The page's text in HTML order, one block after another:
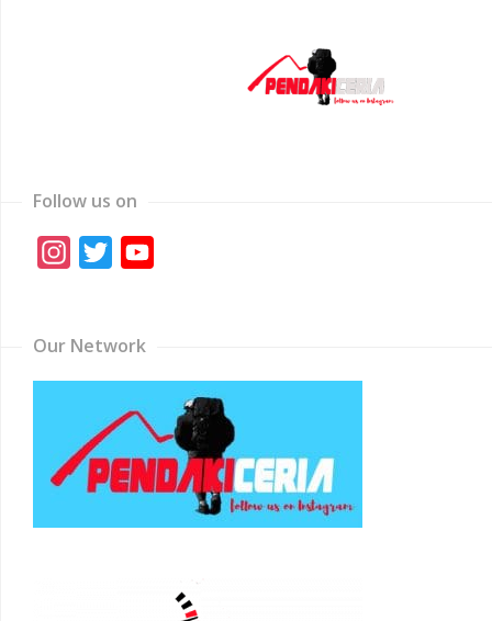
Follow us on
Instagram
Twitter
Our Network